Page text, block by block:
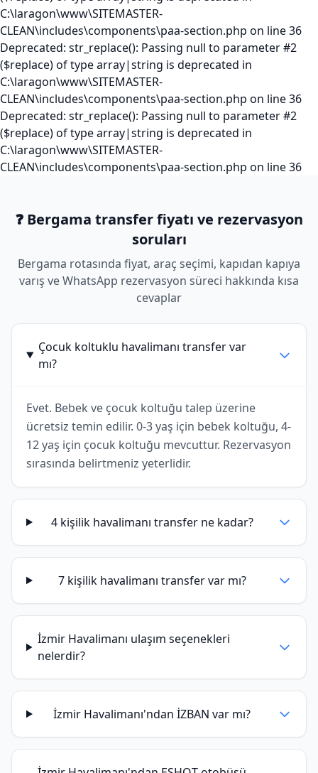
C:\laragon\www\SITEMASTER-
CLEAN\includes\components\paa-section.php on line 36
Deprecated: str_replace(): Passing null to parameter #2
($replace) of type array|string is deprecated in
C:\laragon\www\SITEMASTER-
CLEAN\includes\components\paa-section.php on line 36
Deprecated: str_replace(): Passing null to parameter #2
($replace) of type array|string is deprecated in
C:\laragon\www\SITEMASTER-
CLEAN\includes\components\paa-section.php on line 36
❓ Bergama transfer fiyatı ve rezervasyon
soruları
Bergama rotasında fiyat, araç seçimi, kapıdan kapıya
varış ve WhatsApp rezervasyon süreci hakkında kısa
cevaplar
Çocuk koltuklu havalimanı transfer var
mı?
Evet. Bebek ve çocuk koltuğu talep üzerine
ücretsiz temin edilir. 0-3 yaş için bebek koltuğu, 4-
12 yaş için çocuk koltuğu mevcuttur. Rezervasyon
sırasında belirtmeniz yeterlidir.
4 kişilik havalimanı transfer ne kadar?
7 kişilik havalimanı transfer var mı?
İzmir Havalimanı ulaşım seçenekleri
nelerdir?
İzmir Havalimanı'ndan İZBAN var mı?